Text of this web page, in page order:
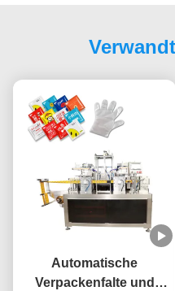
Automatische
Verpackenfalte und